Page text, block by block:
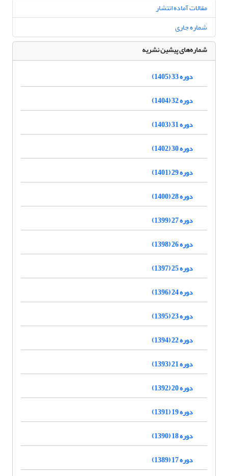
مقالات آماده انتشار
شماره جاری
شماره‌های پیشین نشریه
دوره 33 (1405)
دوره 32 (1404)
دوره 31 (1403)
دوره 30 (1402)
دوره 29 (1401)
دوره 28 (1400)
دوره 27 (1399)
دوره 26 (1398)
دوره 25 (1397)
دوره 24 (1396)
دوره 23 (1395)
دوره 22 (1394)
دوره 21 (1393)
دوره 20 (1392)
دوره 19 (1391)
دوره 18 (1390)
دوره 17 (1389)